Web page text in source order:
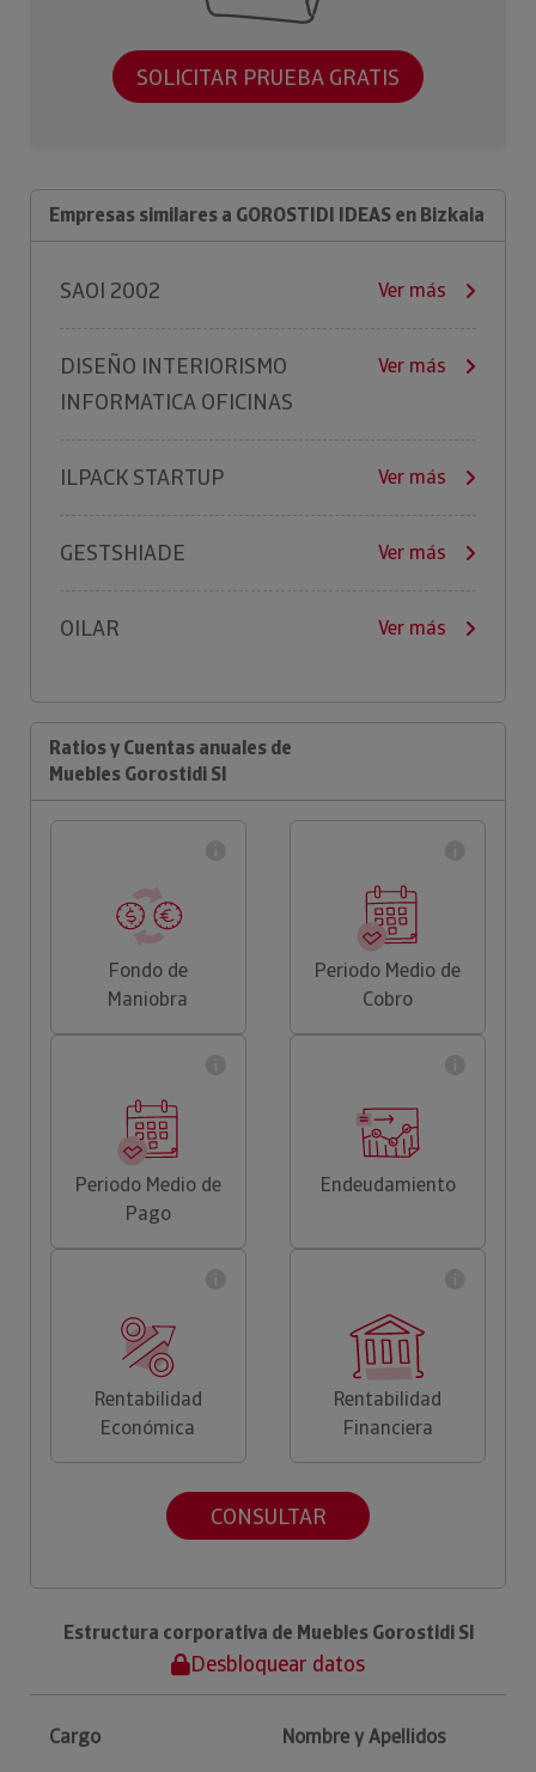
SOLICITAR PRUEBA GRATIS
Empresas similares a GOROSTIDI IDEAS en Bizkaia
SAOI 2002 Ver más
DISEÑO INTERIORISMO
INFORMATICA OFICINAS
Ver más
ILPACK STARTUP Ver más
GESTSHIADE Ver más
OILAR Ver más
Ratios y Cuentas anuales de
Muebles Gorostidi Sl
Fondo de
Maniobra
Periodo Medio de
Cobro
Periodo Medio de
Pago
Endeudamiento
Rentabilidad
Económica
Rentabilidad
Financiera
CONSULTAR
Estructura corporativa de Muebles Gorostidi Sl
Desbloquear datos
Cargo Nombre y Apellidos